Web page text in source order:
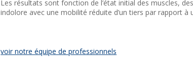
Les résultats sont fonction de l’état initial des muscles,
indolore avec une mobilité réduite d’un tiers par rapport à
voir notre équipe de professionnels